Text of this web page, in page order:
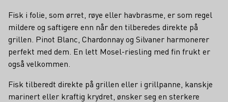
Fisk i folie, som ørret, røye eller havbrasme, er som regel
mildere og saftigere enn når den tilberedes direkte på
grillen. Pinot Blanc, Chardonnay og Silvaner harmonerer
perfekt med dem. En lett Mosel-riesling med fin frukt er
også velkommen.
Fisk tilberedt direkte på grillen eller i grillpanne, kanskje
marinert eller kraftig krydret, ønsker seg en sterkere